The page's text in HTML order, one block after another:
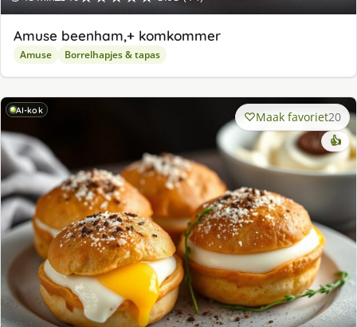
Amuse beenham,+ komkommer
Amuse Borrelhapjes & tapas
AI-kok Maak favoriet20
👍